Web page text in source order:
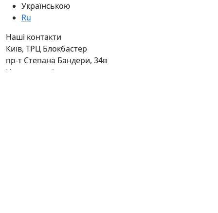
Українською
Ru
Наші контакти
Київ, ТРЦ Блокбастер
пр-т Степана Бандери, 34в
Ну ви розумієте - адреса сама за